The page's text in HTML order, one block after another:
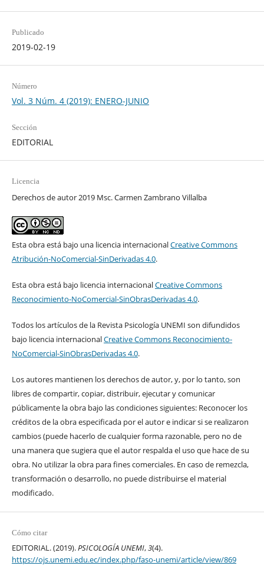
Publicado
2019-02-19
Número
Vol. 3 Núm. 4 (2019): ENERO-JUNIO
Sección
EDITORIAL
Licencia
Derechos de autor 2019 Msc. Carmen Zambrano Villalba
Esta obra está bajo una licencia internacionalCreative Commons
Atribución-NoComercial-SinDerivadas 4.0.
Esta obra está bajo licencia internacionalCreative Commons
Reconocimiento-NoComercial-SinObrasDerivadas 4.0.
Todos los artículos de la Revista Psicología UNEMI son difundidos
bajo licencia internacionalCreative Commons Reconocimiento-
NoComercial-SinObrasDerivadas 4.0.
Los autores mantienen los derechos de autor, y, por lo tanto, son
libres de compartir, copiar, distribuir, ejecutar y comunicar
públicamente la obra bajo las condiciones siguientes: Reconocer los
créditos de la obra especificada por el autor e indicar si se realizaron
cambios (puede hacerlo de cualquier forma razonable, pero no de
una manera que sugiera que el autor respalda el uso que hace de su
obra. No utilizar la obra para fines comerciales. En caso de remezcla,
transformación o desarrollo, no puede distribuirse el material
modificado.
Cómo citar
EDITORIAL. (2019).PSICOLOGÍA UNEMI,3(4).
https://ojs.unemi.edu.ec/index.php/faso-unemi/article/view/869